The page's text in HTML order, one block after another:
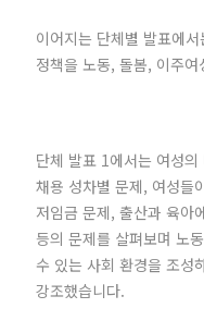
이어지는 단체별 발표에
정책을 노동, 돌봄, 이주
단체 발표 1에서는 여성
채용 성차별 문제, 여성들
저임금 문제, 출산과 육아
등의 문제를 살펴보며 노
수 있는 사회 환경을 조성
강조했습니다.